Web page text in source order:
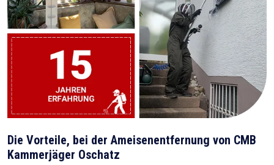
Die Vorteile, bei der Ameisenentfernung von CMB
Kammerjäger Oschatz